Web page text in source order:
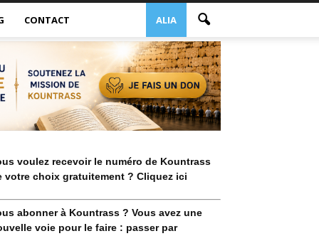
ALIA
CONTACT
voulez recevoir le numéro de Kountrass
votre choix gratuitement ? Cliquez ici
abonner à Kountrass ? Vous avez une
voie pour le faire : passer par